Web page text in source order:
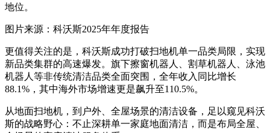
地位。
图片来源：科沃斯2025年年度报告
更值得关注的是，科沃斯成功打破扫地机单一品类局限，实现
新品类集群的高速爆发。旗下擦窗机器人、割草机器人、泳池
机器人等非传统清洁品类全面突围，全年收入同比增长
88.1%，其中海外市场增速更是飙升至110.5%。
从地面扫地机，到户外、全屋场景的清洁设备，足以窥见科沃
斯的战略野心：不止深耕单一家庭地面清洁，而是布局全屋、